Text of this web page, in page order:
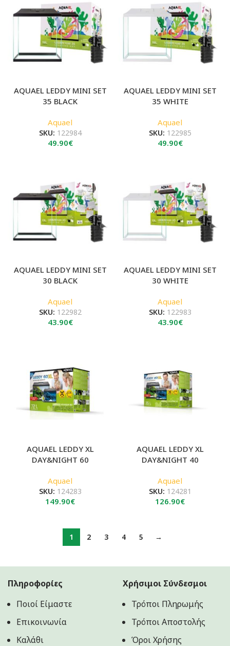
109.90€.
AQUAEL LEDDY MINI SET
35 BLACK
Aquael
SKU: 122984
49.90€
AQUAEL LEDDY MINI SET
35 WHITE
Aquael
SKU: 122985
49.90€
AQUAEL LEDDY MINI SET
30 BLACK
Aquael
SKU: 122982
43.90€
AQUAEL LEDDY MINI SET
30 WHITE
Aquael
SKU: 122983
43.90€
AQUAEL LEDDY XL
DAY&NIGHT 60
Aquael
SKU: 124283
149.90€
AQUAEL LEDDY XL
DAY&NIGHT 40
Aquael
SKU: 124281
126.90€
1 2 3 4 5 →
Πληροφορίες
Ποιοί Είμαστε
Επικοινωνία
Καλάθι
Χρήσιμοι Σύνδεσμοι
Τρόποι Πληρωμής
Τρόποι Αποστολής
Όροι Χρήσης